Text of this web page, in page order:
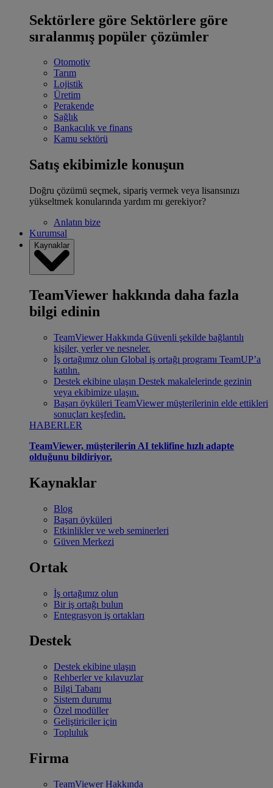
Sektörlere göre Sektörlere göre
sıralanmış popüler çözümler
Otomotiv
Tarım
Lojistik
Üretim
Perakende
Sağlık
Bankacılık ve finans
Kamu sektörü
Satış ekibimizle konuşun
Doğru çözümü seçmek, sipariş vermek veya lisansınızı
yükseltmek konularında yardım mı gerekiyor?
Anlatın bize
Kurumsal
Kaynaklar
TeamViewer hakkında daha fazla
bilgi edinin
TeamViewer Hakkında Güvenli şekilde bağlantılı
kişiler, yerler ve nesneler.
İş ortağımız olun Global iş ortağı programı TeamUP’a
katılın.
Destek ekibine ulaşın Destek makalelerinde gezinin
veya ekibimize ulaşın.
Başarı öyküleri TeamViewer müşterilerinin elde ettikleri
sonuçları keşfedin.
HABERLER
TeamViewer, müşterilerin AI teklifine hızlı adapte
olduğunu bildiriyor.
Kaynaklar
Blog
Başarı öyküleri
Etkinlikler ve web seminerleri
Güven Merkezi
Ortak
İş ortağımız olun
Bir iş ortağı bulun
Entegrasyon iş ortakları
Destek
Destek ekibine ulaşın
Rehberler ve kılavuzlar
Bilgi Tabanı
Sistem durumu
Özel modüller
Geliştiriciler için
Topluluk
Firma
TeamViewer Hakkında